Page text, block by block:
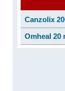
Canzolix
Omheal 20